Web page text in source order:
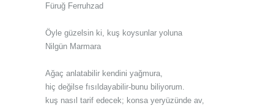
Füruğ Ferruhzad
Öyle güzelsin ki, kuş koysunlar yoluna
Nilgün Marmara
Ağaç anlatabilir kendini yağmura,
hiç değilse fısıldayabilir-bunu biliyorum.
kuş nasıl tarif edecek; konsa yeryüzünde av,